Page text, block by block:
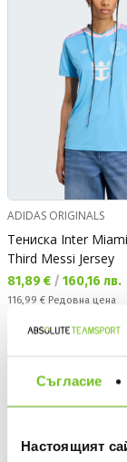
Съгласие
Настоящият
ADIDAS ORIGINALS
Тениска Inter
Third Messi Jersey
Текуща цена:
81,89 € / 160,16 лв.
Редовна цена:
116,99 € Редовна цена